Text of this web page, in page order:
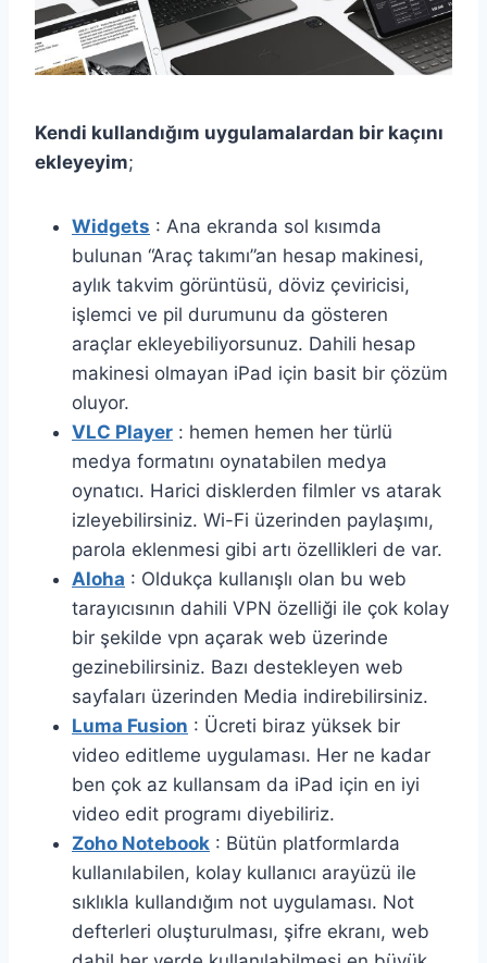
Kendi kullandığım uygulamalardan bir kaçını
ekleyeyim;
Widgets : Ana ekranda sol kısımda
bulunan “Araç takımı”an hesap makinesi,
aylık takvim görüntüsü, döviz çeviricisi,
işlemci ve pil durumunu da gösteren
araçlar ekleyebiliyorsunuz. Dahili hesap
makinesi olmayan iPad için basit bir çözüm
oluyor.
VLC Player : hemen hemen her türlü
medya formatını oynatabilen medya
oynatıcı. Harici disklerden filmler vs atarak
izleyebilirsiniz. Wi-Fi üzerinden paylaşımı,
parola eklenmesi gibi artı özellikleri de var.
Aloha : Oldukça kullanışlı olan bu web
tarayıcısının dahili VPN özelliği ile çok kolay
bir şekilde vpn açarak web üzerinde
gezinebilirsiniz. Bazı destekleyen web
sayfaları üzerinden Media indirebilirsiniz.
Luma Fusion : Ücreti biraz yüksek bir
video editleme uygulaması. Her ne kadar
ben çok az kullansam da iPad için en iyi
video edit programı diyebiliriz.
Zoho Notebook : Bütün platformlarda
kullanılabilen, kolay kullanıcı arayüzü ile
sıklıkla kullandığım not uygulaması. Not
defterleri oluşturulması, şifre ekranı, web